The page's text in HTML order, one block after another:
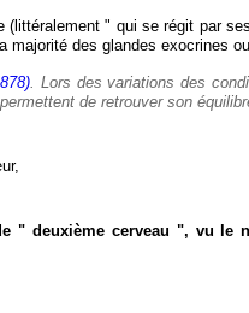
(littéralement " qui se régit par
des glandes exocrines
. Lors des variations des
de retrouver son
" deuxième cerveau ", vu le